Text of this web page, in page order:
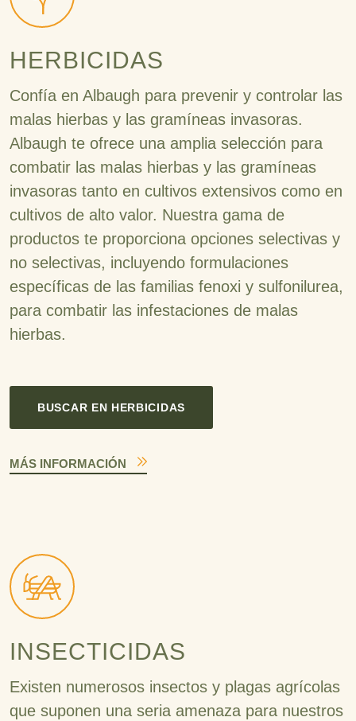
HERBICIDAS
Confía en Albaugh para prevenir y controlar las
malas hierbas y las gramíneas invasoras.
Albaugh te ofrece una amplia selección para
combatir las malas hierbas y las gramíneas
invasoras tanto en cultivos extensivos como en
cultivos de alto valor. Nuestra gama de
productos te proporciona opciones selectivas y
no selectivas, incluyendo formulaciones
específicas de las familias fenoxi y sulfonilurea,
para combatir las infestaciones de malas
hierbas.
BUSCAR EN HERBICIDAS
MÁS INFORMACIÓN
INSECTICIDAS
Existen numerosos insectos y plagas agrícolas
que suponen una seria amenaza para nuestros